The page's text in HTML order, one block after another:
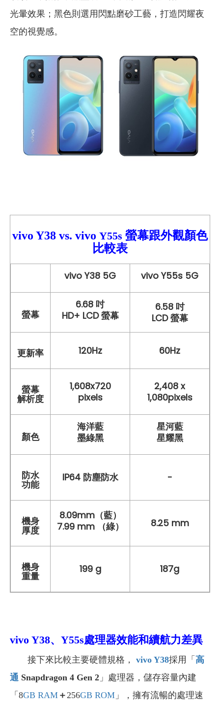
光暈效果；黑色則選用閃點磨砂工藝，打造閃耀夜
空的視覺感。
vivo Y38 vs. vivo Y55s 螢幕跟外觀顏色
比較表
vivo Y38 5G vivo Y55s 5G
螢幕
6.68 吋
HD+ LCD 螢幕
6.58 吋
LCD 螢幕
更新率 120Hz 60Hz
螢幕
解析度
1,608x720
pixels
2,408 x
1,080pixels
顏色
海洋藍
墨綠黑
星河藍
星耀黑
防水
功能
IP64 防塵防水 -
機身
厚度
8.09mm（藍）
7.99 mm （綠）
8.25 mm
機身
重量
199 g 187g
vivo Y38、Y55s處理器效能和續航力差異
接下來比較主要硬體規格， vivo Y38採用「 高
通 Snapdragon 4 Gen 2 」處理器，儲存容量內建
「8GB RAM ＋256GB ROM 」，擁有流暢的處理速